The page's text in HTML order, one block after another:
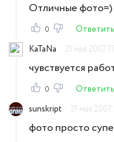
Отличные фото=)
0
Ответить
KaTaNa
21 мая 2007
чувствуется
0
Ответить
sunskript
21 мая 2007
фото просто